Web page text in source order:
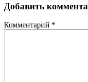
Добавить
Комментарий *